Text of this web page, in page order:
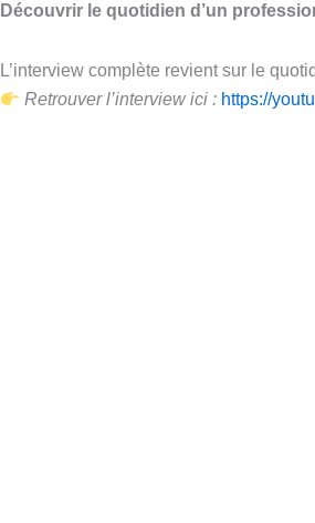
Découvrir le quotidien d’un
L’interview complète revient sur le
Retrouver l’interview ici : https://